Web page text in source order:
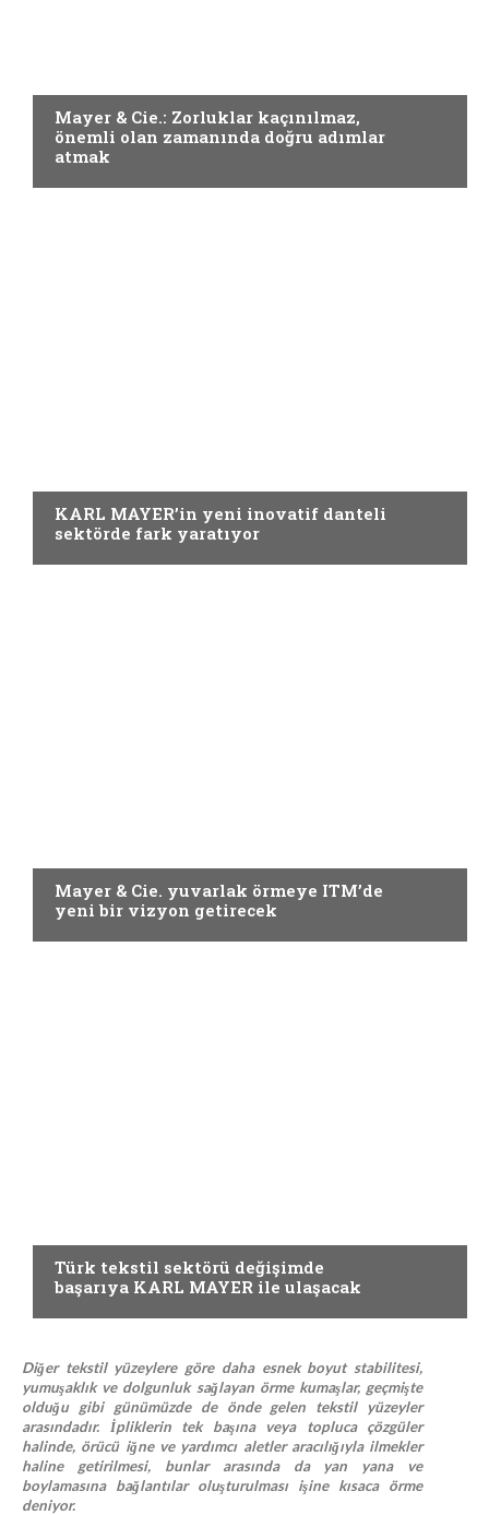
Mayer & Cie.: Zorluklar kaçınılmaz,
önemli olan zamanında doğru adımlar
atmak
KARL MAYER’in yeni inovatif danteli
sektörde fark yaratıyor
Mayer & Cie. yuvarlak örmeye ITM’de
yeni bir vizyon getirecek
Türk tekstil sektörü değişimde
başarıya KARL MAYER ile ulaşacak
Diğer tekstil yüzeylere göre daha esnek boyut stabilitesi,
yumuşaklık ve dolgunluk sağlayan örme kumaşlar, geçmişte
olduğu gibi günümüzde de önde gelen tekstil yüzeyler
arasındadır. İpliklerin tek başına veya topluca çözgüler
halinde, örücü iğne ve yardımcı aletler aracılığıyla ilmekler
haline getirilmesi, bunlar arasında da yan yana ve
boylamasına bağlantılar oluşturulması işine kısaca örme
deniyor.